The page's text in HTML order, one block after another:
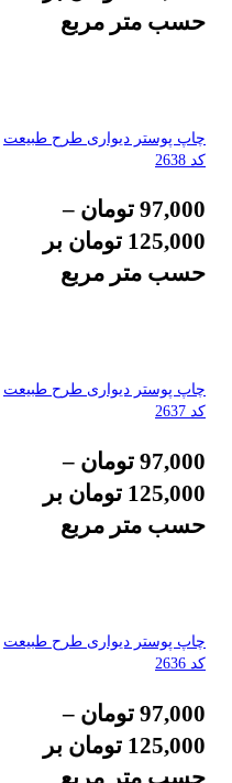
حسب متر مربع
چاپ پوستر دیواری طرح طبیعت
کد 2638
97,000 تومان –
125,000 تومان بر
حسب متر مربع
چاپ پوستر دیواری طرح طبیعت
کد 2637
97,000 تومان –
125,000 تومان بر
حسب متر مربع
چاپ پوستر دیواری طرح طبیعت
کد 2636
97,000 تومان –
125,000 تومان بر
حسب متر مربع